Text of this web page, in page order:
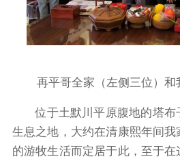
再平哥全家（左侧三位）和
位于土默川平原腹地的塔
生息之地，大约在清康熙年间
的游牧生活而定居于此，至于